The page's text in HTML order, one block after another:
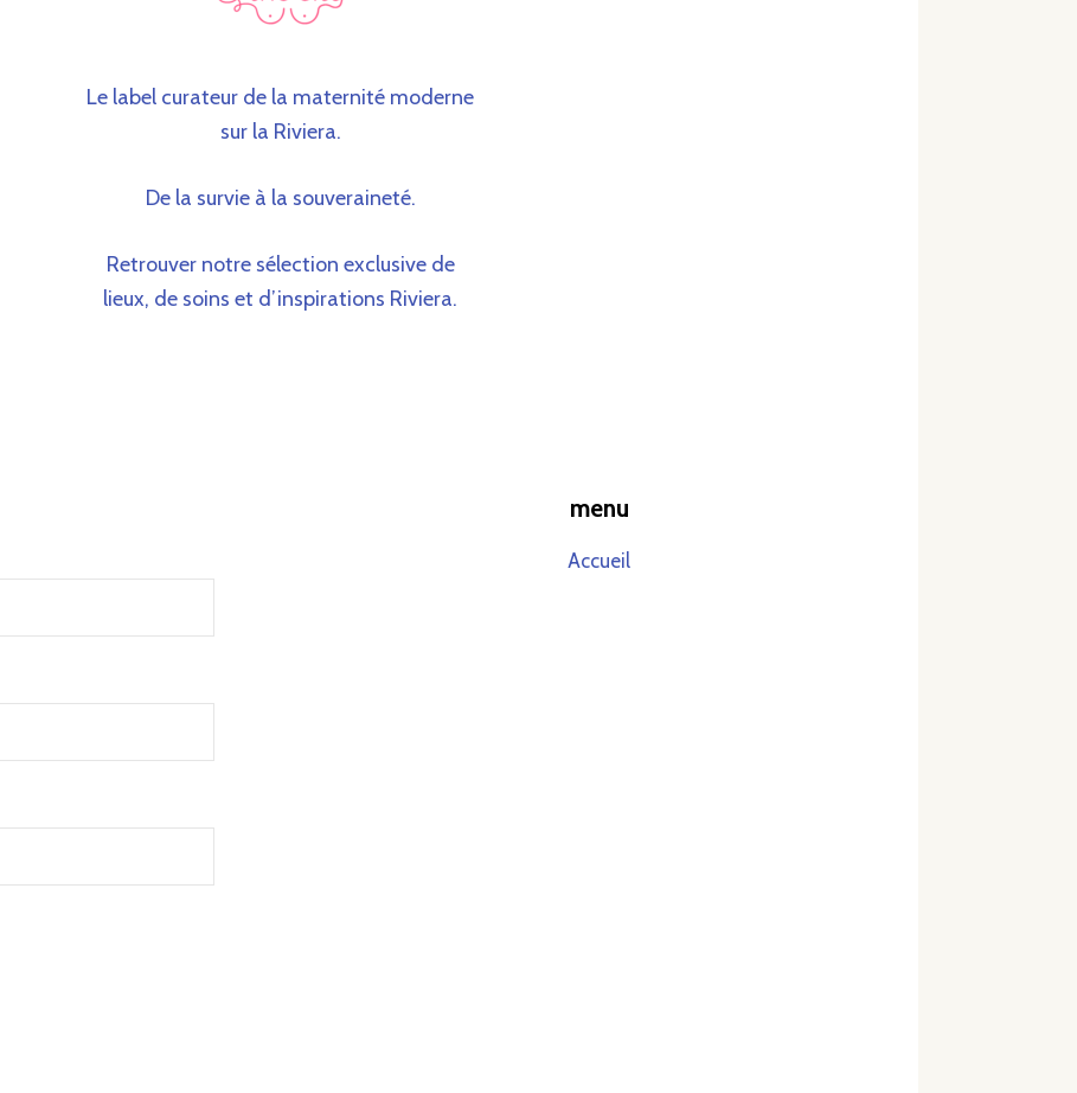
Le label curateur de la maternité moderne
sur la Riviera.
De la survie à la souveraineté.
Retrouver notre sélection exclusive de
lieux, de soins et d’inspirations Riviera.
menu
Accueil